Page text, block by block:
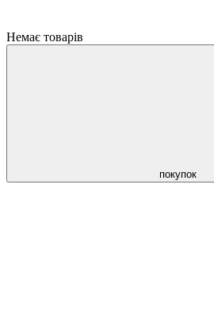
Немає товарів
покупок